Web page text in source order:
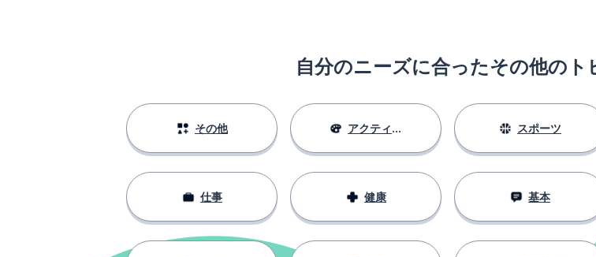
自分のニーズに合ったその他のト
その他 アクティビティ スポーツ
仕事 健康 基本